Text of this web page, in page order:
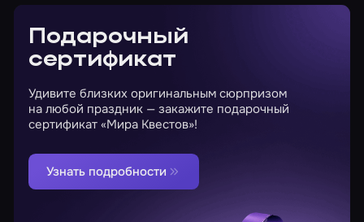
Подарочный
сертификат
Удивите близких оригинальным сюрпризом
на любой праздник — закажите подарочный
сертификат «Мира Квестов»!
Узнать подробности